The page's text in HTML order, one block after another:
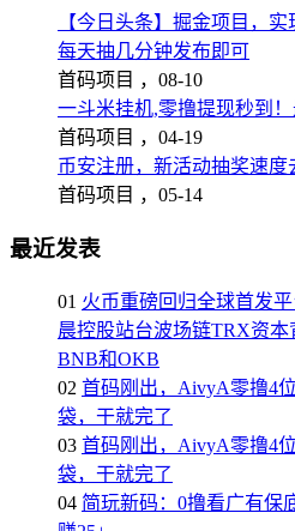
【今日头条】掘金项目，
每天抽几分钟发布即可
首码项目 ， 08-10
一斗米挂机,零撸提现秒到
首码项目 ， 04-19
币安注册，新活动抽奖速
首码项目 ， 05-14
最近发表
01 火币重磅回归全球首发
晨控股站台波场链TRX资
BNB和OKB
02 首码刚出，AivyA零撸4
袋，干就完了
03 首码刚出，AivyA零撸4
袋，干就完了
04 简玩新码：0撸看广有保